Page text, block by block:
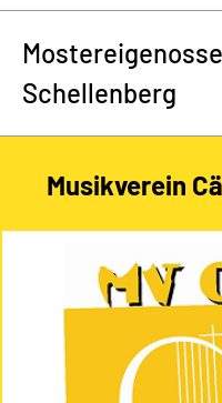
Schellenberg
Musikverein